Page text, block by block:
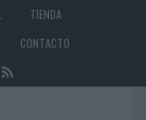
TIENDA
CONTACTO